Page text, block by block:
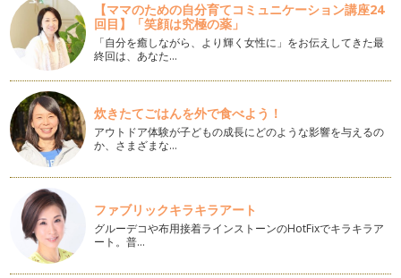
SILVERからのメッセージ
前回の記事で「GOLD」について書きましたので今回は
「SILVER」について書きたいと思い…
GOLDからのメッセージ
子どもが赤ちゃんの頃は、アクセサリーから遠のいてしまいま
すが少しずつ大きくなってくると、ア…
ママの魅力をアップしてくれる色
まだ暑さも残りますが 9月半ばにもなると『オシャレの秋』を
意識したくなりますね♪今日は、マ…
緑のチカラ
ママは朝から夜までフル稼働な毎日。たまには、ボーッとリラ
ックス＆リフレッシュしたい！！って…
【ママのための自分育てコミュニケーション講座24
回目】「笑顔は究極の薬」
「自分を癒しながら、より輝く女性に」をお伝えしてきた最
終回は、あなた…
炊きたてごはんを外で食べよう！
アウトドア体験が子どもの成長にどのような影響を与えるの
か、さまざまな…
ファブリックキラキラアート
グルーデコや布用接着ラインストーンのHotFixでキラキラア
ート。普…